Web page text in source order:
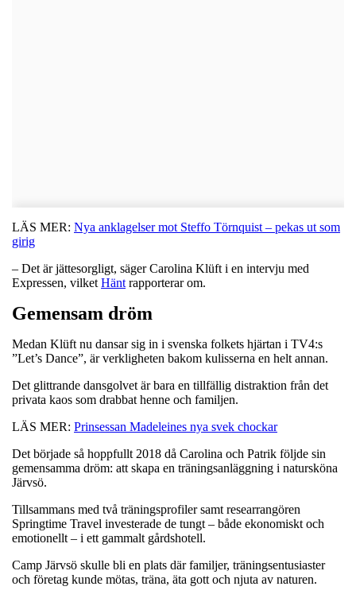
LÄS MER: Nya anklagelser mot Steffo Törnquist – pekas ut som
girig
– Det är jättesorgligt, säger Carolina Klüft i en intervju med
Expressen, vilket Hänt rapporterar om.
Gemensam dröm
Medan Klüft nu dansar sig in i svenska folkets hjärtan i TV4:s
”Let’s Dance”, är verkligheten bakom kulisserna en helt annan.
Det glittrande dansgolvet är bara en tillfällig distraktion från det
privata kaos som drabbat henne och familjen.
LÄS MER: Prinsessan Madeleines nya svek chockar
Det började så hoppfullt 2018 då Carolina och Patrik följde sin
gemensamma dröm: att skapa en träningsanläggning i natursköna
Järvsö.
Tillsammans med två träningsprofiler samt researrangören
Springtime Travel investerade de tungt – både ekonomiskt och
emotionellt – i ett gammalt gårdshotell.
Camp Järvsö skulle bli en plats där familjer, träningsentusiaster
och företag kunde mötas, träna, äta gott och njuta av naturen.